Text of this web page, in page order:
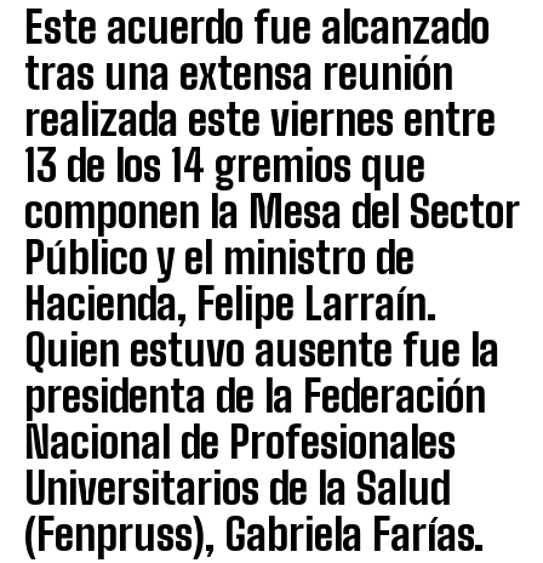
Este acuerdo fue alcanzado
tras una extensa reunión
realizada este viernes entre
13 de los 14 gremios que
componen la Mesa del Sector
Público y el ministro de
Hacienda, Felipe Larraín.
Quien estuvo ausente fue la
presidenta de la Federación
Nacional de Profesionales
Universitarios de la Salud
(Fenpruss), Gabriela Farías.